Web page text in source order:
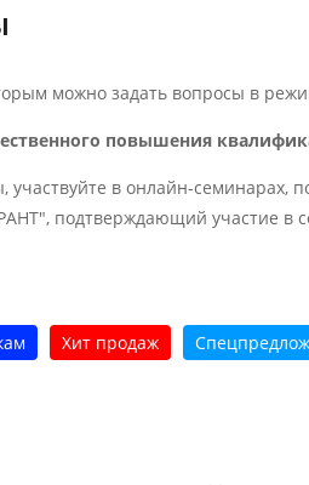
можно задать вопросы в
повышения
в онлайн-семинарах,
подтверждающий участие в
Хит продаж